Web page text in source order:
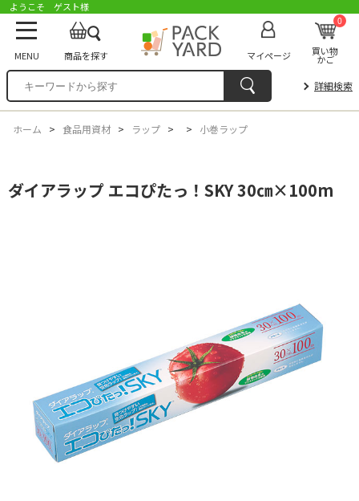
ようこそ ゲスト様
MENU 商品を探す マイページ
0
買い物
かご
詳細検索
ホーム > 食品用資材 > ラップ > > 小巻ラップ
ダイアラップ エコぴたっ！SKY 30㎝×100m